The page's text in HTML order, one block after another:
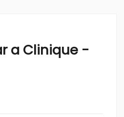
a Clinique -